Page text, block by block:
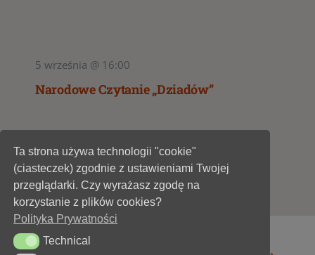
5 września @ 16:00
Narodowe Czytanie „Dziadów”
1
Ta strona używa technologii "cookie"
(ciasteczek) zgodnie z ustawieniami Twojej
przeglądarki. Czy wyrażasz zgodę na
korzystanie z plików cookies?
Polityka Prywatności
TechnicalTechnical